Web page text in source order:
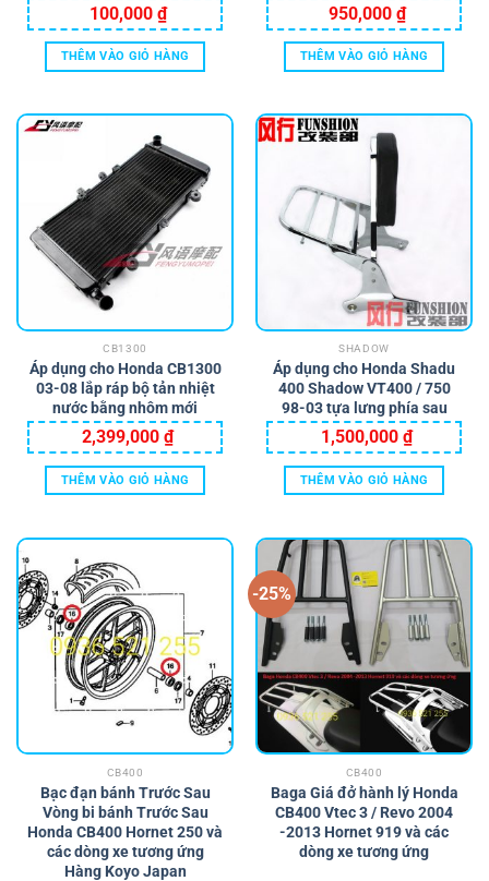
100,000 ₫
THÊM VÀO GIỎ HÀNG
950,000 ₫
THÊM VÀO GIỎ HÀNG
CB1300
Áp dụng cho Honda CB1300
03-08 lắp ráp bộ tản nhiệt
nước bằng nhôm mới
2,399,000 ₫
THÊM VÀO GIỎ HÀNG
SHADOW
Áp dụng cho Honda Shadu
400 Shadow VT400 / 750
98-03 tựa lưng phía sau
1,500,000 ₫
THÊM VÀO GIỎ HÀNG
CB400
Bạc đạn bánh Trước Sau
Vòng bi bánh Trước Sau
Honda CB400 Hornet 250 và
các dòng xe tương ứng
Hàng Koyo Japan
-25%
CB400
Baga Giá đở hành lý Honda
CB400 Vtec 3 / Revo 2004
-2013 Hornet 919 và các
dòng xe tương ứng